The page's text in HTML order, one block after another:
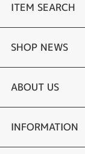
ITEM SEARCH
婚約指輪
結婚指輪
セットリング
SHOP NEWS
選ばれる理由まとめ
お客様の声
ABOUT US
会社概要
INFORMATION